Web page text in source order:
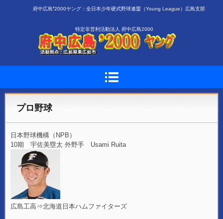
府中広島❜2000ヤング：全日本少年硬式野球連盟（Young League）広島支部
特定非営利活動法人 府中広島2000
プロ野球
日本野球機構（NPB）
10期 宇佐美塁太 外野手 Usami Ruita
広島工高⇒北海道日本ハムファイターズ